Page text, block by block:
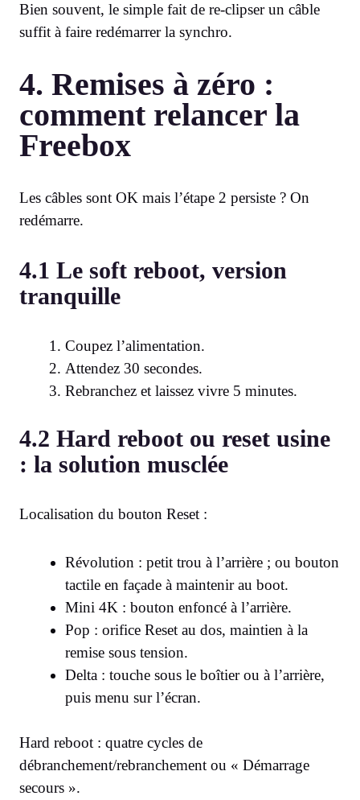
Bien souvent, le simple fait de re-clipser un câble
suffit à faire redémarrer la synchro.
4. Remises à zéro :
comment relancer la
Freebox
Les câbles sont OK mais l’étape 2 persiste ? On
redémarre.
4.1 Le soft reboot, version
tranquille
Coupez l’alimentation.
Attendez 30 secondes.
Rebranchez et laissez vivre 5 minutes.
4.2 Hard reboot ou reset usine
: la solution musclée
Localisation du bouton Reset :
Révolution : petit trou à l’arrière ; ou bouton
tactile en façade à maintenir au boot.
Mini 4K : bouton enfoncé à l’arrière.
Pop : orifice Reset au dos, maintien à la
remise sous tension.
Delta : touche sous le boîtier ou à l’arrière,
puis menu sur l’écran.
Hard reboot : quatre cycles de
débranchement/rebranchement ou « Démarrage
secours ».